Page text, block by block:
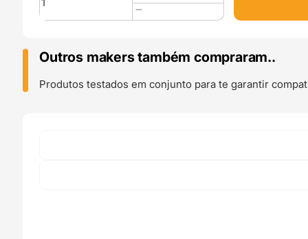
de
PETG
Navy
-
Outros makers também compraram..
Produtos testados em conjunto para te garantir